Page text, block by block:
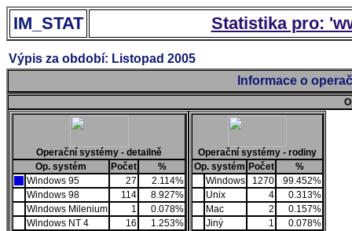
IM_STAT Statistika pro:
Výpis za období: Listopad 2005
Informace o
Operační systémy - detailně
Op. systém
Počet
%
Windows 95
27
2.114%
Windows 98
114
8.927%
Windows Milenium
1
0.078%
Windows NT 4
16
1.253%
Operační systémy - rodiny
Op. systém Počet
%
Windows
1270
99.452%
Unix
4
0.313%
Mac
2
0.157%
Jiný
1
0.078%